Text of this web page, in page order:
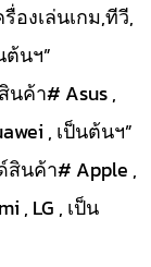
องเล่นเกม,ทีวี,
นฯ”
ค้า# Asus ,
, เป็นต้นฯ”
นค้า# Apple ,
, LG , เป็น